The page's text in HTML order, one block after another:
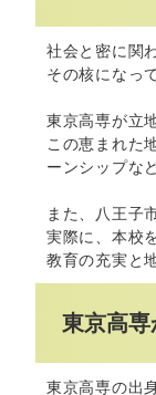
社会と密に関
その核になっ
東京高専が立
この恵まれた
ーンシップな
また、八王子
実際に、本校
教育の充実と
東京高専
東京高専の出